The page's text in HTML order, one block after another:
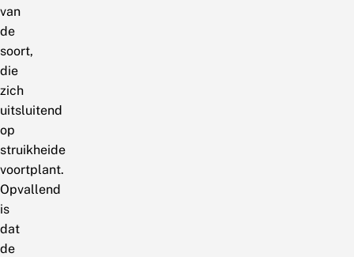
van
de
soort,
die
zich
uitsluitend
op
struikheide
voortplant.
Opvallend
is
dat
de